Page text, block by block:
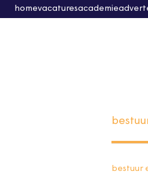
homevacaturesacademie
bestuur